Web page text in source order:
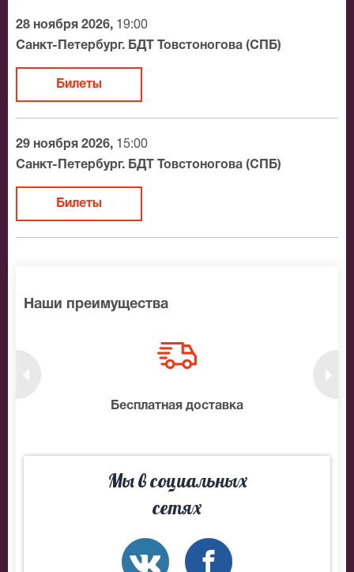
28 ноября 2026, 19:00
Санкт-Петербург. БДТ Товстоногова (СПБ)
Билеты
29 ноября 2026, 15:00
Санкт-Петербург. БДТ Товстоногова (СПБ)
Билеты
Наши преимущества
Бесплатная доставка
Мы в социальных
сетях